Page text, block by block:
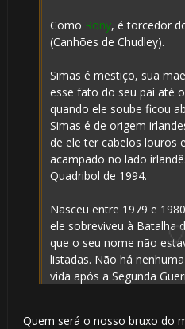
Como Rony, é torcedor
(Canhões de Chudley).
Simas é mestiço, sua
esse fato do seu pai até
quando ele soube ficou
Simas é de origem
de ele ter cabelos louros
acampado no lado
Quadribol de 1994.
Nasceu entre 1979 e
ele sobreviveu à Batalha
que o seu nome não
listadas. Não há
vida após a Segunda
Quem será o nosso bruxo do